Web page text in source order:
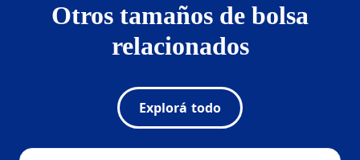
Otros tamaños de bolsa
relacionados
Explorá todo